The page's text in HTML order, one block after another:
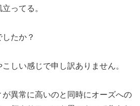
ってる。
たか？
しい感じで申し訳ありません。
異常に高いのと同時にオーズへの